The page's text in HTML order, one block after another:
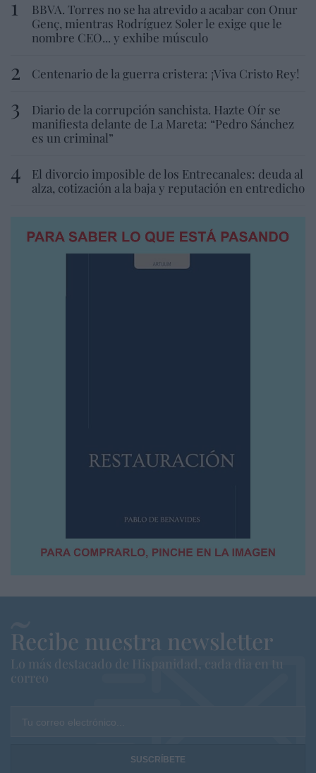
BBVA. Torres no se ha atrevido a acabar con Onur
Genç, mientras Rodríguez Soler le exige que le
nombre CEO... y exhibe músculo
Centenario de la guerra cristera: ¡Viva Cristo Rey!
Diario de la corrupción sanchista. Hazte Oír se
manifiesta delante de La Mareta: “Pedro Sánchez
es un criminal”
El divorcio imposible de los Entrecanales: deuda al
alza, cotización a la baja y reputación en entredicho
Recibe nuestra newsletter
Lo más destacado de Hispanidad, cada dia en tu
correo
Tu correo electrónico...